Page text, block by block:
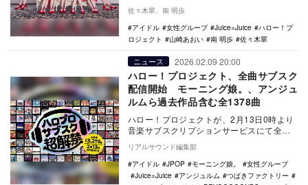
禁という転換期…
佐々木翠、南 明歩
アイドル
女性グループ Juice=Juice
ハロー！プ
ロジェクト
山崎あおい 南 明歩 佐々木翠
ニュース 2026.02.09 20:00
ハロー！プロジェクト、全曲サブスク
配信開始 モーニング娘。、アンジュ
ルムら過去作品含む全1378曲
ハロー！プロジェクトが、2月13日0時より
音楽サブスクリプションサービスにて全楽
曲配信開始および世界同時配信スタートす
る。 …
リアルサウンド編集部
アイドル
JPOP モーニング娘。
女性グループ
Juice=Juice
アンジュルム
つばきファクトリー